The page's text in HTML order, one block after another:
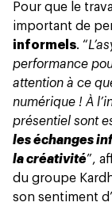
Pour que le
important de
informels. “
performance
attention à ce
numérique ! À
présentiel sont
les échanges
la créativité”,
du groupe
son sentiment